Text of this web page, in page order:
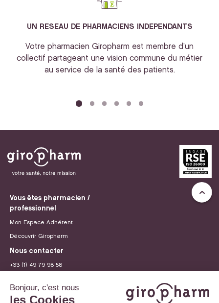
UN RESEAU DE PHARMACIENS INDEPENDANTS
Votre pharmacien Giropharm est membre d’un
collectif partageant une vision commune du métier
au service de la santé des patients.
Vous êtes pharmacien /
professionnel
Mon Espace Adhérent
Découvrir Giropharm
Nous contacter
+33 (1) 49 79 98 58
Recrutement